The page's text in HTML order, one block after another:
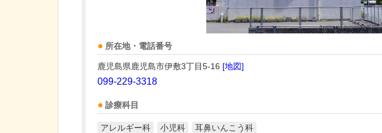
所在地・電話番号
鹿児島県鹿児島市伊敷3丁目5-16 [地図]
099-229-3318
診療科目
アレルギー科 小児科 耳鼻いんこう科